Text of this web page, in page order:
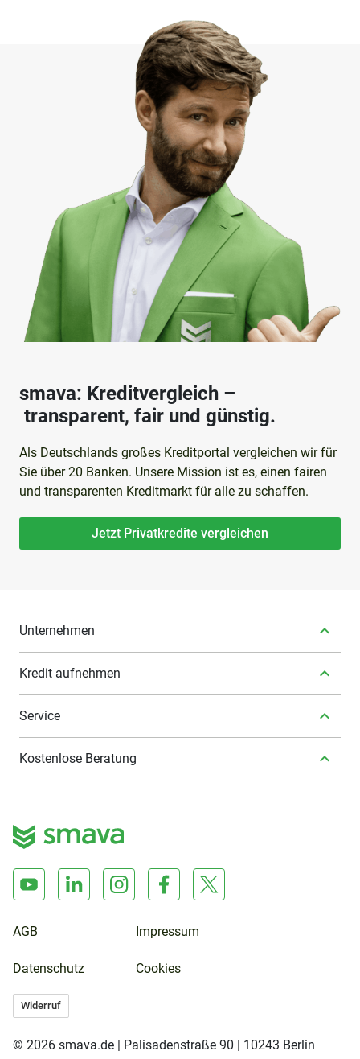
smava: Kreditvergleich –
transparent, fair und günstig.
Als Deutschlands großes Kreditportal vergleichen wir für
Sie über 20 Banken. Unsere Mission ist es, einen fairen
und transparenten Kreditmarkt für alle zu schaffen.
Jetzt Privatkredite vergleichen
Unternehmen
Kredit aufnehmen
Service
Kostenlose Beratung
AGB Impressum
Datenschutz Cookies
Widerruf
© 2026 smava.de | Palisadenstraße 90 | 10243 Berlin